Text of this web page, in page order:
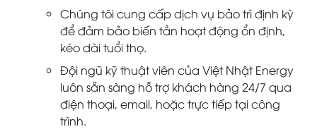
Chúng tôi cung cấp dịch vụ bảo trì định kỳ
để đảm bảo biến tần hoạt động ổn định,
kéo dài tuổi thọ.
Đội ngũ kỹ thuật viên của Việt Nhật Energy
luôn sẵn sàng hỗ trợ khách hàng 24/7 qua
điện thoại, email, hoặc trực tiếp tại công
trình.